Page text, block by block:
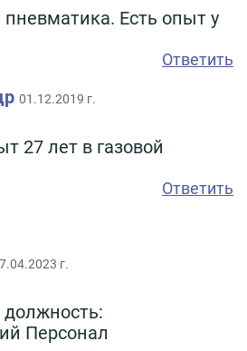
Есть опыт у
Ответить
01.12.2019 г.
27 лет в газовой
Ответить
г.
Персонал